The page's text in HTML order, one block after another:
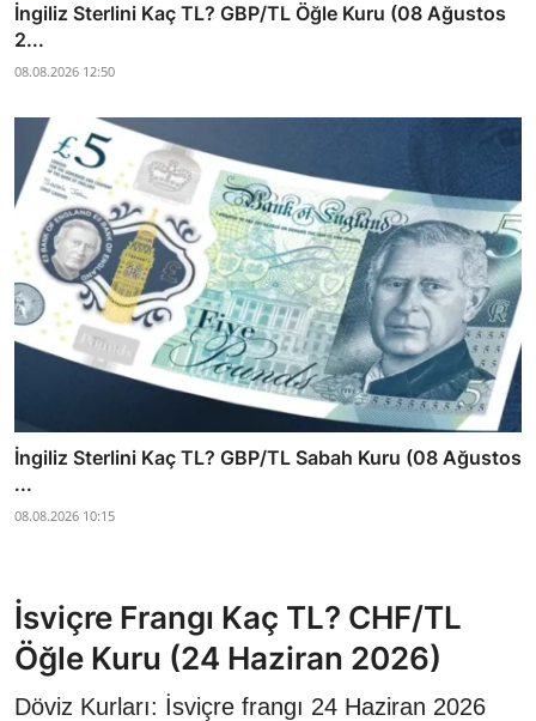
İngiliz Sterlini Kaç TL? GBP/TL Öğle Kuru (08 Ağustos
2...
08.08.2026 12:50
İngiliz Sterlini Kaç TL? GBP/TL Sabah Kuru (08 Ağustos
...
08.08.2026 10:15
İsviçre Frangı Kaç TL? CHF/TL
Öğle Kuru (24 Haziran 2026)
Döviz Kurları: İsviçre frangı 24 Haziran 2026